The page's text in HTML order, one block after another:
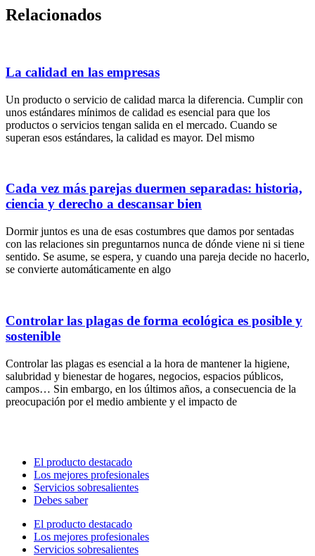
Relacionados
La calidad en las empresas
Un producto o servicio de calidad marca la diferencia. Cumplir con
unos estándares mínimos de calidad es esencial para que los
productos o servicios tengan salida en el mercado. Cuando se
superan esos estándares, la calidad es mayor. Del mismo
Cada vez más parejas duermen separadas: historia,
ciencia y derecho a descansar bien
Dormir juntos es una de esas costumbres que damos por sentadas
con las relaciones sin preguntarnos nunca de dónde viene ni si tiene
sentido. Se asume, se espera, y cuando una pareja decide no hacerlo,
se convierte automáticamente en algo
Controlar las plagas de forma ecológica es posible y
sostenible
Controlar las plagas es esencial a la hora de mantener la higiene,
salubridad y bienestar de hogares, negocios, espacios públicos,
campos… Sin embargo, en los últimos años, a consecuencia de la
preocupación por el medio ambiente y el impacto de
El producto destacado
Los mejores profesionales
Servicios sobresalientes
Debes saber
El producto destacado
Los mejores profesionales
Servicios sobresalientes